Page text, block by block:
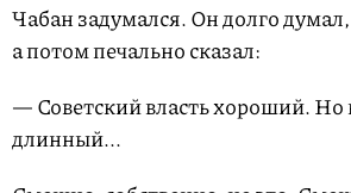
Чабан задумался. Он долго
а потом печально сказал:
— Советский власть хороший. Но
длинный...